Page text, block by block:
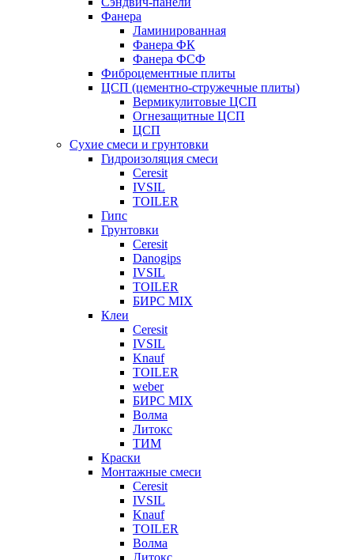
Фанера
Ламинированная
Фанера ФК
Фанера ФСФ
Фиброцементные плиты
ЦСП (цементно-стружечные плиты)
Вермикулитовые ЦСП
Огнезащитные ЦСП
ЦСП
Сухие смеси и грунтовки
Гидроизоляция смеси
Ceresit
IVSIL
TOILER
Гипс
Грунтовки
Ceresit
Danogips
IVSIL
TOILER
БИРС MIX
Клеи
Ceresit
IVSIL
Knauf
TOILER
weber
БИРС MIX
Волма
Литокс
ТИМ
Краски
Монтажные смеси
Ceresit
IVSIL
Knauf
TOILER
Волма